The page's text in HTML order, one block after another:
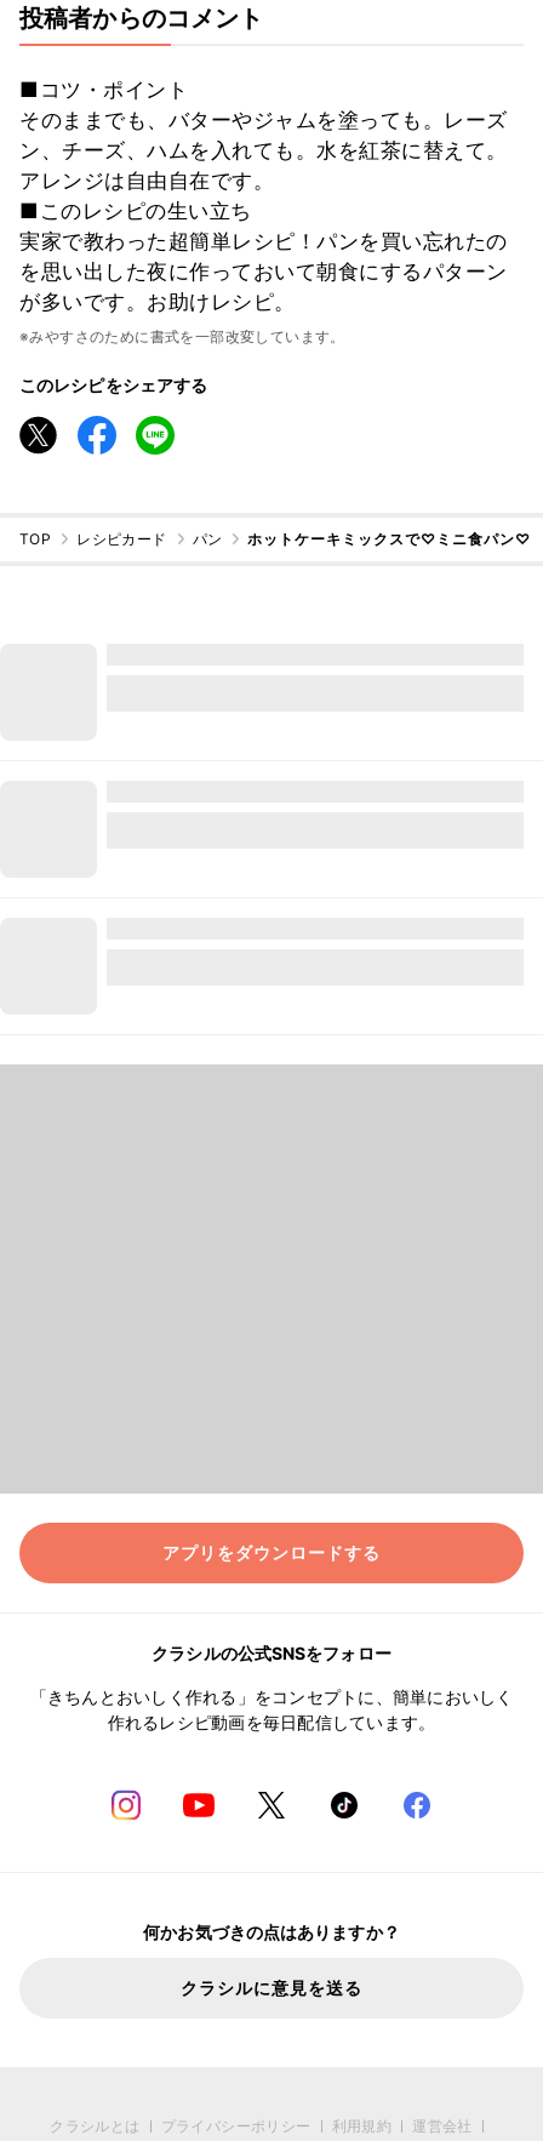
投稿者からのコメント
■コツ・ポイント
そのままでも、バターやジャムを塗っても。レーズ
ン、チーズ、ハムを入れても。水を紅茶に替えて。
アレンジは自由自在です。
■このレシピの生い立ち
実家で教わった超簡単レシピ！パンを買い忘れたの
を思い出した夜に作っておいて朝食にするパターン
が多いです。お助けレシピ。
※みやすさのために書式を一部改変しています。
このレシピをシェアする
TOP レシピカード パン ホットケーキミックスで♡ミニ食パン♡
アプリをダウンロードする
クラシルの公式SNSをフォロー
「きちんとおいしく作れる」をコンセプトに、簡単においしく
作れるレシピ動画を毎日配信しています。
何かお気づきの点はありますか？
クラシルに意見を送る
クラシルとは プライバシーポリシー 利用規約 運営会社